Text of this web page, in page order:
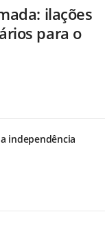
ilações
para o
independência